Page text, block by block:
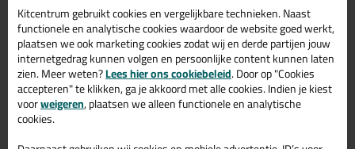
Zeer goed verwerkbaar
Hogekleefkracht
Overschilderbaar
Omschrijving Video Specificaties Reviews (2)
Kitcentrum gebruikt cookies en vergelijkbare technieken. Naast
functionele en analytische cookies waardoor de website goed werkt,
plaatsen we ook marketing cookies zodat wij en derde partijen jouw
internetgedrag kunnen volgen en persoonlijke content kunnen laten
zien. Meer weten?Lees hier ons cookiebeleid. Door op "Cookies
accepteren" te klikken, ga je akkoord met alle cookies. Indien je kiest
voorweigeren, plaatsen we alleen functionele en analytische
cookies.